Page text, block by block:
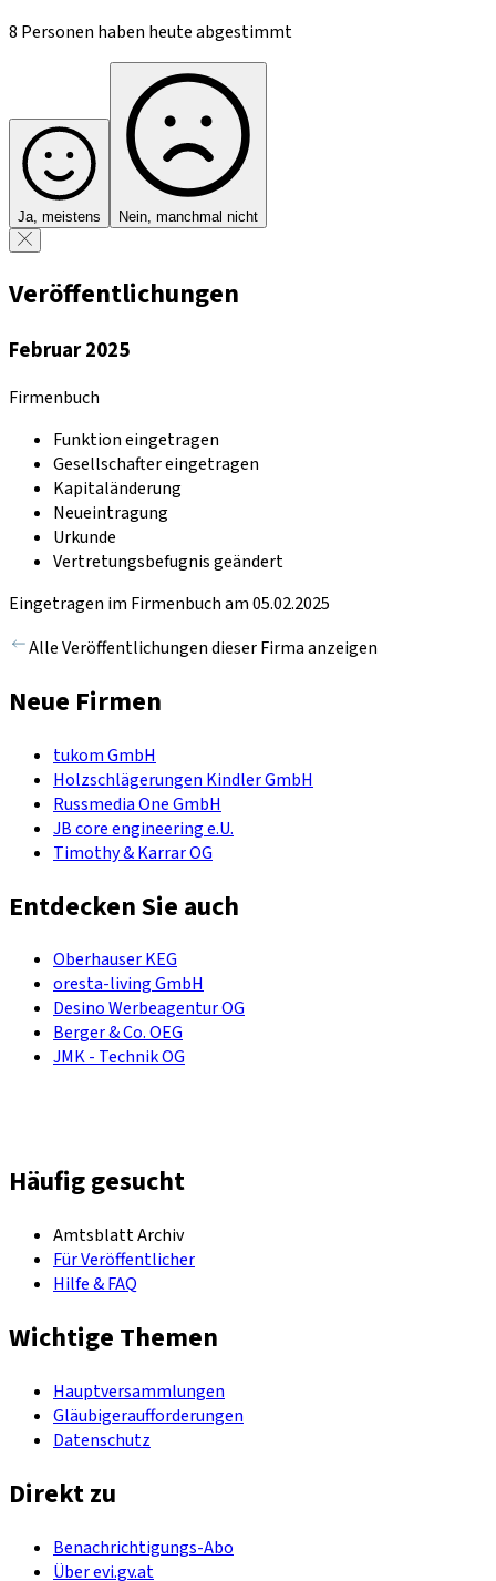
8 Personen haben heute abgestimmt
Ja, meistens Nein, manchmal nicht
Veröffentlichungen
Februar 2025
Firmenbuch
Funktion eingetragen
Gesellschafter eingetragen
Kapitaländerung
Neueintragung
Urkunde
Vertretungsbefugnis geändert
Eingetragen im Firmenbuch am 05.02.2025
Alle Veröffentlichungen dieser Firma anzeigen
Neue Firmen
tukom GmbH
Holzschlägerungen Kindler GmbH
Russmedia One GmbH
JB core engineering e.U.
Timothy & Karrar OG
Entdecken Sie auch
Oberhauser KEG
oresta-living GmbH
Desino Werbeagentur OG
Berger & Co. OEG
JMK - Technik OG
Häufig gesucht
Amtsblatt Archiv
Für Veröffentlicher
Hilfe & FAQ
Wichtige Themen
Hauptversammlungen
Gläubigeraufforderungen
Datenschutz
Direkt zu
Benachrichtigungs-Abo
Über evi.gv.at